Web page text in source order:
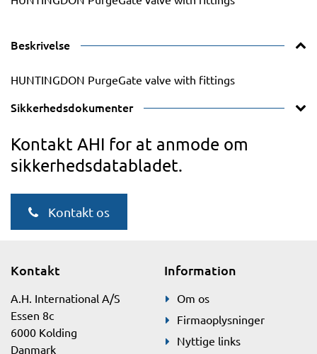
Beskrivelse
HUNTINGDON PurgeGate valve with fittings
Sikkerhedsdokumenter
Kontakt AHI for at anmode om
sikkerhedsdatabladet.
Kontakt os
Kontakt
A.H. International A/S
Essen 8c
6000 Kolding
Danmark
Information
Om os
Firmaoplysninger
Nyttige links